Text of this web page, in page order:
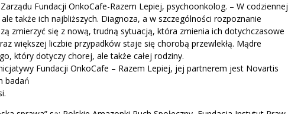
Fundacji OnkoCafe-Razem Lepiej, psychoonkolog. – W codziennej
także ich najbliższych. Diagnoza, a w szczególności rozpoznanie
zmierzyć się z nową, trudną sytuacją, która zmienia ich dotychczasowe
większej liczbie przypadków staje się chorobą przewlekłą. Mądre
który dotyczy chorej, ale także całej rodziny.
Fundacji OnkoCafe – Razem Lepiej, jej partnerem jest Novartis
badań